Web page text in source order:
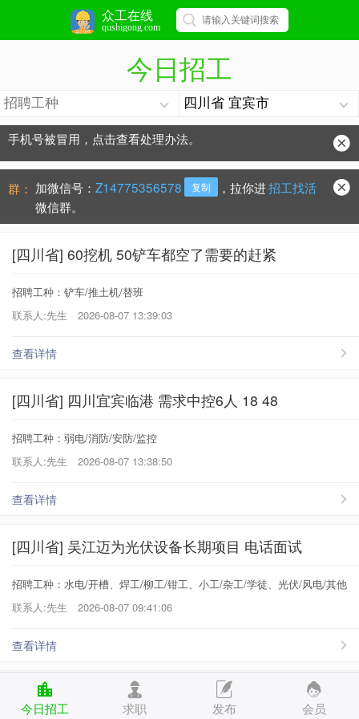
众工在线
qushigong.com
今日招工
手机号被冒用，点击查看处理办法。
群： 加微信号： Z14775356578 复制 ，拉你进招工找活
微信群。
[四川省] 60挖机 50铲车都空了需要的赶紧
招聘工种：铲车/推土机/替班
联系人:先生
2026-08-07 13:39:03
查看详情
[四川省] 四川宜宾临港 需求中控6人 18 48
招聘工种：弱电/消防/安防/监控
联系人:先生
2026-08-07 13:38:50
查看详情
[四川省] 吴江迈为光伏设备长期项目 电话面试
招聘工种：水电/开槽、焊工/柳工/钳工、小工/杂工/学徒、光伏/风电/其他
联系人:先生
2026-08-07 09:41:06
查看详情
[四川省] 今天装 宜宾到阿拉山口
今日招工 求职 发布 会员